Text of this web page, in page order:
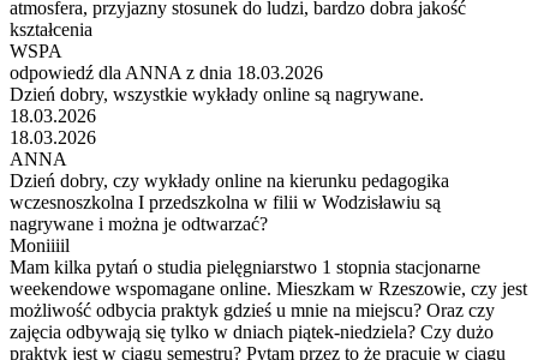
atmosfera, przyjazny stosunek do ludzi, bardzo dobra jakość
kształcenia
WSPA
odpowiedź dla ANNA z dnia 18.03.2026
Dzień dobry, wszystkie wykłady online są nagrywane.
18.03.2026
18.03.2026
ANNA
Dzień dobry, czy wykłady online na kierunku pedagogika
wczesnoszkolna I przedszkolna w filii w Wodzisławiu są
nagrywane i można je odtwarzać?
Moniiiil
Mam kilka pytań o studia pielęgniarstwo 1 stopnia stacjonarne
weekendowe wspomagane online. Mieszkam w Rzeszowie, czy jest
możliwość odbycia praktyk gdzieś u mnie na miejscu? Oraz czy
zajęcia odbywają się tylko w dniach piątek-niedziela? Czy dużo
praktyk jest w ciągu semestru? Pytam przez to że pracuję w ciągu